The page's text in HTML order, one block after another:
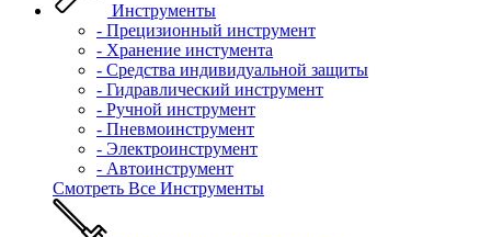
Инструменты
- Прецизионный инструмент
- Хранение инстумента
- Средства индивидуальной защиты
- Гидравлический инструмент
- Ручной инструмент
- Пневмоинструмент
- Электроинструмент
- Автоинструмент
Смотреть Все Инструменты